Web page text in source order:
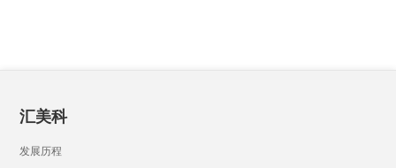
汇美科
发展历程